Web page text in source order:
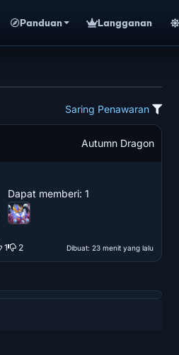
Panduan Langganan
Saring Penawaran
Autumn Dragon
Dapat memberi: 1
Dibuat: 23 menit yang lalu
1 2